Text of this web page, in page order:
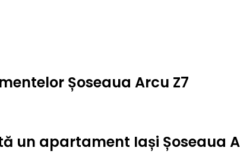
Șoseaua Arcu Z7
un apartament Iași Șoseaua